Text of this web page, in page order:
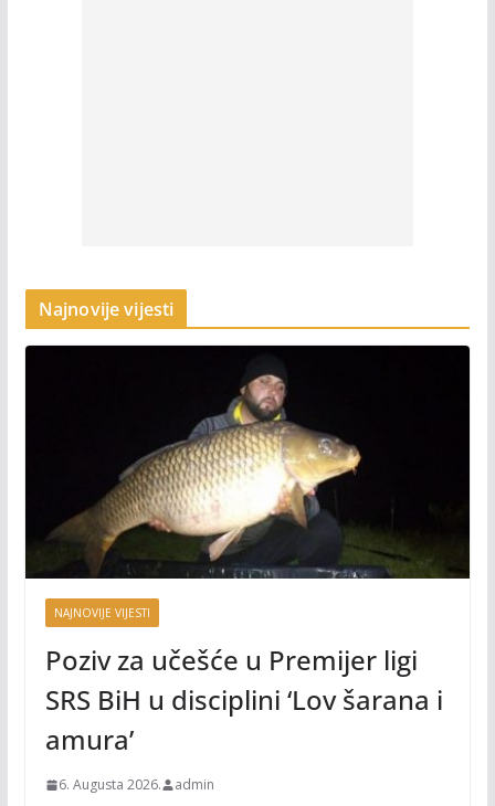
Najnovije vijesti
NAJNOVIJE VIJESTI
Poziv za učešće u Premijer ligi
SRS BiH u disciplini ‘Lov šarana i
amura’
6. Augusta 2026. admin